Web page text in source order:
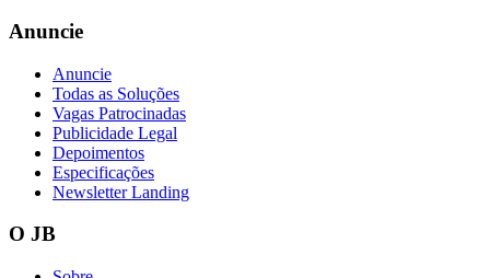
Vasco
Anuncie
Anuncie
Todas as Soluções
Vagas Patrocinadas
Publicidade Legal
Depoimentos
Especificações
Newsletter Landing
O JB